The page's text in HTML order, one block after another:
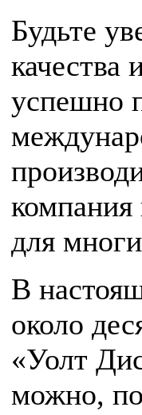
Будьте
качества
успешно
компания
для
В
около
«Уолт
можно,